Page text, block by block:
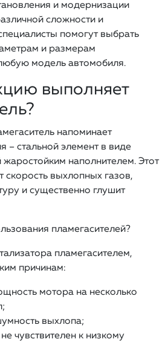
и модернизации
сложности и
помогут выбрать
и размерам
модель автомобиля.
выполняет
напоминает
– стальной элемент в виде
наполнителем. Этот
скорость выхлопных газов,
и существенно глушит
пламегасителей?
пламегасителем,
причинам:
мотора на несколько
выхлопа;
чувствителен к низкому